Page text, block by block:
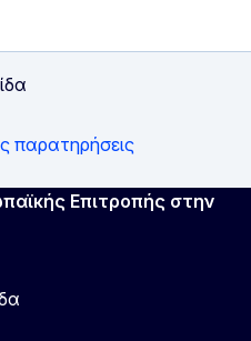
παρατηρήσεις
Επιτροπής στην